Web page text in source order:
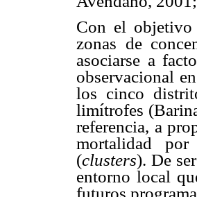
Con el objetivo
zonas de
asociarse a
observacional
los cinco
limítrofes
referencia, a
mortalidad por
(clusters). De
entorno local
futuros